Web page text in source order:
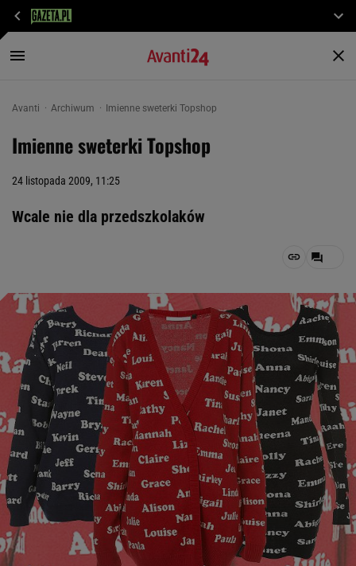
Avanti Archiwum Imienne sweterki Topshop
Imienne sweterki Topshop
24 listopada 2009, 11:25
Wcale nie dla przedszkolaków